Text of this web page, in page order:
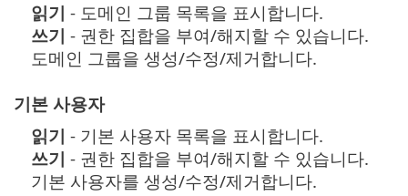
읽기 - 도메인 그룹 목록을 표시합니다.
쓰기 - 권한 집합을 부여/해지할 수 있습니다.
도메인 그룹을 생성/수정/제거합니다.
기본 사용자
읽기 - 기본 사용자 목록을 표시합니다.
쓰기 - 권한 집합을 부여/해지할 수 있습니다.
기본 사용자를 생성/수정/제거합니다.